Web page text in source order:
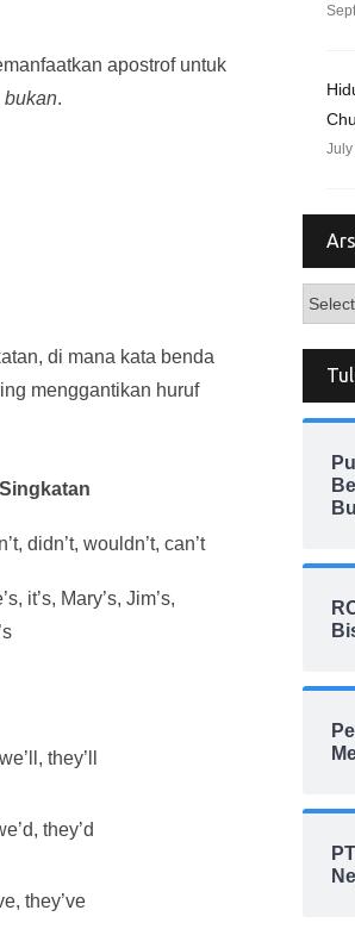
apostrof untuk
bukan.
di mana kata benda
menggantikan huruf
Singkatan
didn’t, wouldn’t, can’t
it’s, Mary’s, Jim’s,
they’ll
they’d
they’ve
July
Arsip